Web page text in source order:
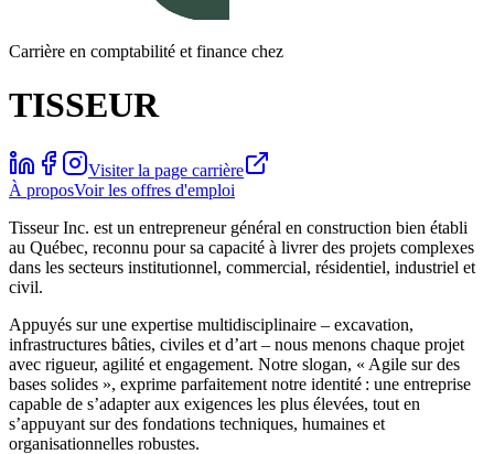
Carrière en comptabilité et finance chez
TISSEUR
Visiter la page carrière
À proposVoir les offres d'emploi
Tisseur Inc. est un entrepreneur général en construction bien établi
au Québec, reconnu pour sa capacité à livrer des projets complexes
dans les secteurs institutionnel, commercial, résidentiel, industriel et
civil.
Appuyés sur une expertise multidisciplinaire – excavation,
infrastructures bâties, civiles et d’art – nous menons chaque projet
avec rigueur, agilité et engagement. Notre slogan, « Agile sur des
bases solides », exprime parfaitement notre identité : une entreprise
capable de s’adapter aux exigences les plus élevées, tout en
s’appuyant sur des fondations techniques, humaines et
organisationnelles robustes.